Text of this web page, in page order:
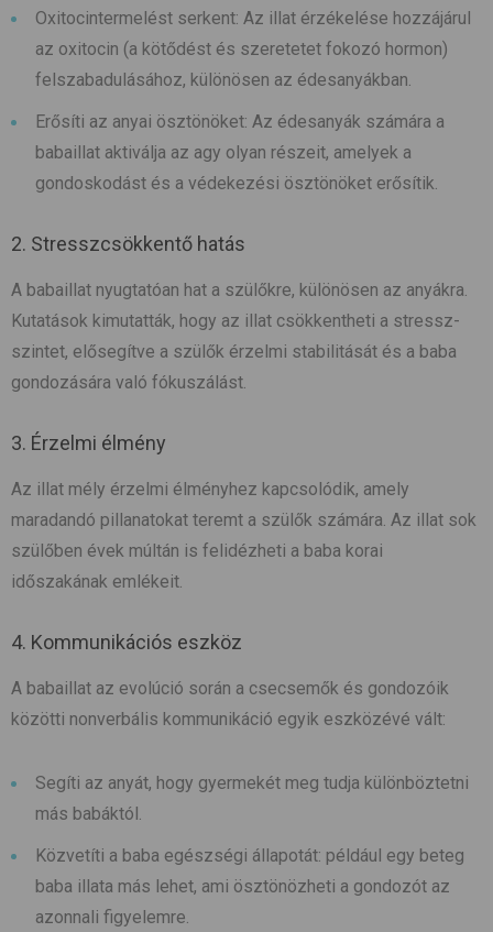
Oxitocintermelést serkent: Az illat érzékelése hozzájárul
az oxitocin (a kötődést és szeretetet fokozó hormon)
felszabadulásához, különösen az édesanyákban.
Erősíti az anyai ösztönöket: Az édesanyák számára a
babaillat aktiválja az agy olyan részeit, amelyek a
gondoskodást és a védekezési ösztönöket erősítik.
2. Stresszcsökkentő hatás
A babaillat nyugtatóan hat a szülőkre, különösen az anyákra.
Kutatások kimutatták, hogy az illat csökkentheti a stressz-
szintet, elősegítve a szülők érzelmi stabilitását és a baba
gondozására való fókuszálást.
3. Érzelmi élmény
Az illat mély érzelmi élményhez kapcsolódik, amely
maradandó pillanatokat teremt a szülők számára. Az illat sok
szülőben évek múltán is felidézheti a baba korai
időszakának emlékeit.
4. Kommunikációs eszköz
A babaillat az evolúció során a csecsemők és gondozóik
közötti nonverbális kommunikáció egyik eszközévé vált:
Segíti az anyát, hogy gyermekét meg tudja különböztetni
más babáktól.
Közvetíti a baba egészségi állapotát: például egy beteg
baba illata más lehet, ami ösztönözheti a gondozót az
azonnali figyelemre.